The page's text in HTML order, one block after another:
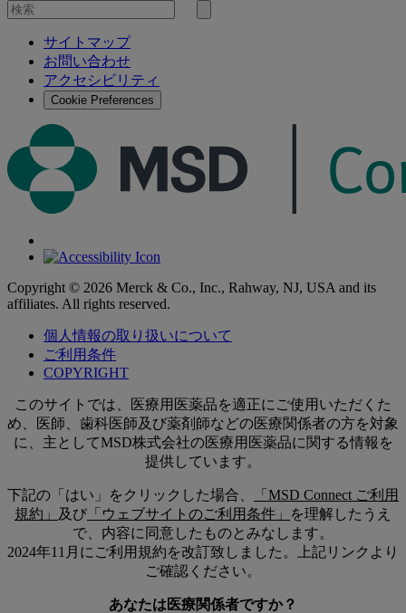
を
検
サイトマップ
お問い合わせ
アクセシビリティ
Cookie Preferences
Copyright © 2026 Merck & Co., Inc., Rahway, NJ, USA and its
affiliates. All rights reserved.
個人情報の取り扱いについて
ご利用条件
COPYRIGHT
このサイトでは、医療用医薬品を適正にご使用いただくた
め、医師、歯科医師及び薬剤師などの医療関係者の方を対象
に、主としてMSD株式会社の医療用医薬品に関する情報を
提供しています。
下記の「はい」をクリックした場合、
「MSD Connect ご利用
規約」
及び 「ウェブサイトのご利用条件」
を理解したうえ
で、内容に同意したものとみなします。
2024年11月にご利用規約を改訂致しました。上記リンクより
ご確認ください。
あなたは医療関係者ですか？